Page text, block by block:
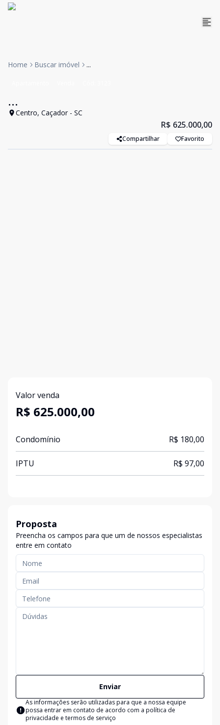
Home Buscar imóvel ...
...
Centro, Caçador - SC
R$ 625.000,00
Compartilhar Favorito
Valor venda
R$ 625.000,00
Condomínio R$ 180,00
IPTU R$ 97,00
Proposta
Preencha os campos para que um de nossos especialistas
entre em contato
Enviar
As informações serão utilizadas para que a nossa equipe
possa entrar em contato de acordo com a política de
privacidade e termos de serviço